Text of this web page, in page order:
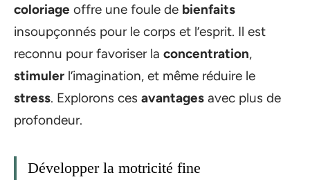
coloriage offre une foule de bienfaits
insoupçonnés pour le corps et l’esprit. Il est
reconnu pour favoriser la concentration,
stimuler l’imagination, et même réduire le
stress. Explorons ces avantages avec plus de
profondeur.
Développer la motricité fine